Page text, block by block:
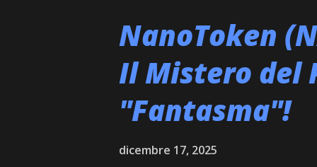
NanoToken
Il Mistero del
"Fantasma"!
dicembre 17, 2025